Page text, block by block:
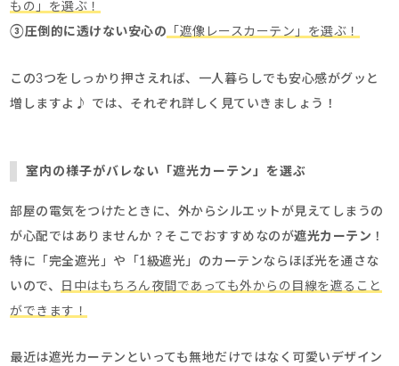
もの」を選ぶ！
③圧倒的に透けない安心の 「遮像レースカーテン」を選ぶ！
この3つをしっかり押さえれば、一人暮らしでも安心感がグッと
増しますよ♪ では、それぞれ詳しく見ていきましょう！
室内の様子がバレない「遮光カーテン」を選ぶ
部屋の電気をつけたときに、外からシルエットが見えてしまうの
が心配ではありませんか？そこでおすすめなのが遮光カーテン ！
特に「完全遮光」や「1級遮光」のカーテンならほぼ光を通さな
いので、
日中はもちろん夜間であっても外からの目線を遮ること
ができます！
最近は遮光カーテンといっても無地だけではなく可愛いデザイン